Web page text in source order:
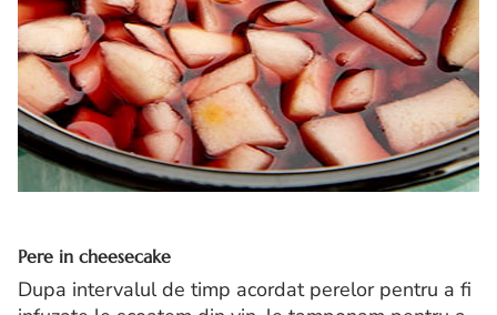
Pere in cheesecake
Dupa intervalul de timp acordat perelor pentru a fi